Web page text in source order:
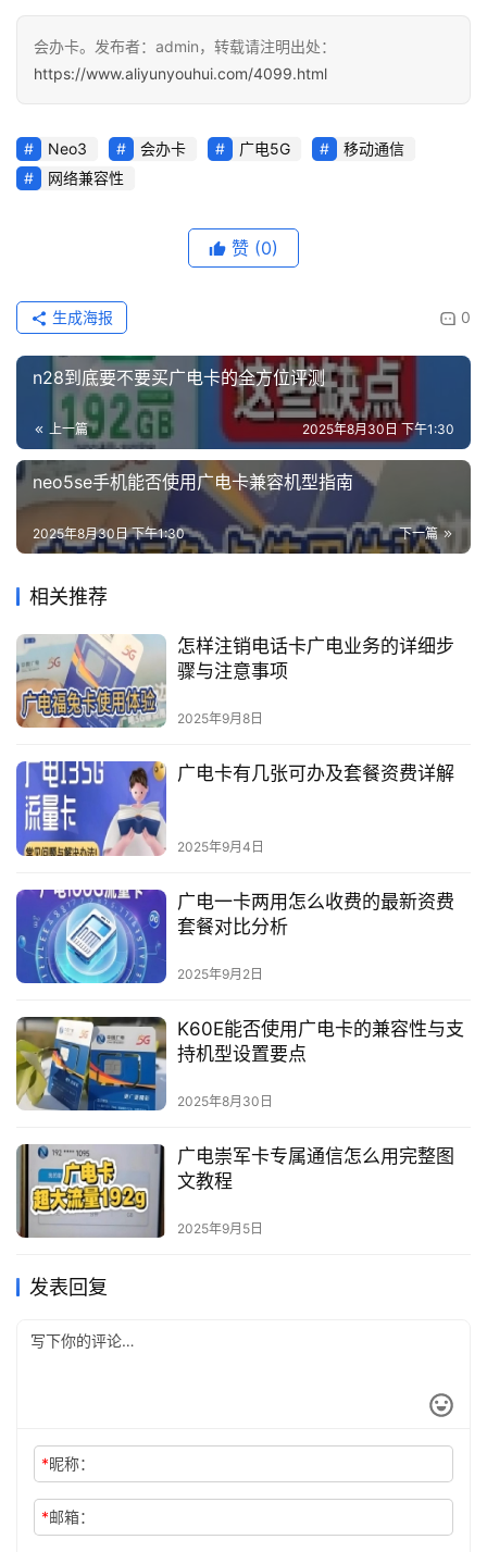
会办卡。发布者：admin，转载请注明出处：
https://www.aliyunyouhui.com/4099.html
Neo3 会办卡 广电5G
移动通信
网络兼容性
赞 (0)
0
生成海报
n28到底要不要买广电卡的全方位评测
上一篇 2025年8月30日 下午1:30
neo5se手机能否使用广电卡兼容机型指南
下一篇
2025年8月30日 下午1:30
相关推荐
怎样注销电话卡广电业务的详细步
骤与注意事项
2025年9月8日
广电卡有几张可办及套餐资费详解
2025年9月4日
广电一卡两用怎么收费的最新资费
套餐对比分析
2025年9月2日
K60E能否使用广电卡的兼容性与支
持机型设置要点
2025年8月30日
广电崇军卡专属通信怎么用完整图
文教程
2025年9月5日
发表回复
*昵称：
*邮箱：